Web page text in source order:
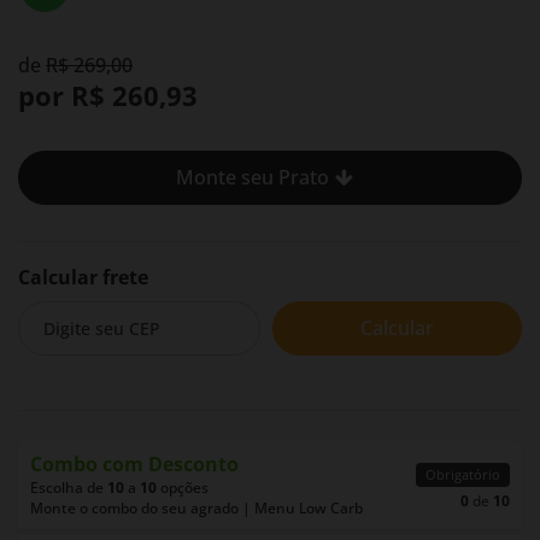
de R$ 269,00
por R$ 260,93
Monte seu Prato
Calcular frete
Calcular
Combo com Desconto
Escolha de 10 a 10 opções
Monte o combo do seu agrado | Menu Low Carb
Obrigatório
0 de 10